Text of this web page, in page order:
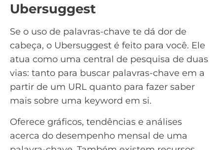
Ubersuggest
Se o uso de palavras-chave te dá dor de
cabeça, o Ubersuggest é feito para você. Ele
atua como uma central de pesquisa de duas
vias: tanto para buscar palavras-chave em a
partir de um URL quanto para fazer saber
mais sobre uma keyword em si.
Oferece gráficos, tendências e análises
acerca do desempenho mensal de uma